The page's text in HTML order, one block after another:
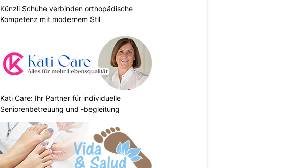
Künzli Schuhe verbinden orthopädische
Kompetenz mit modernem Stil
Kati Care: Ihr Partner für individuelle
Seniorenbetreuung und -begleitung